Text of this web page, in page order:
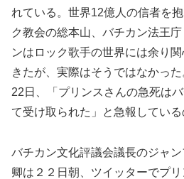
れている。世界12億人の信者を
ク教会の総本山、バチカン法王
ンはロック歌手の世界には余り
きたが、実際はそうではなかっ
22日、「プリンスさんの急死は
て受け取られた」と急報している
バチカン文化評議会議長のジャ
卿は２２日朝、ツイッターでプ